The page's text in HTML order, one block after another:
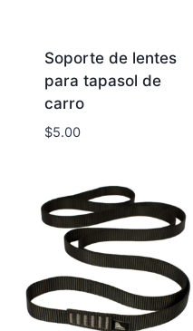
Soporte de lentes
para tapasol de
carro
$5.00